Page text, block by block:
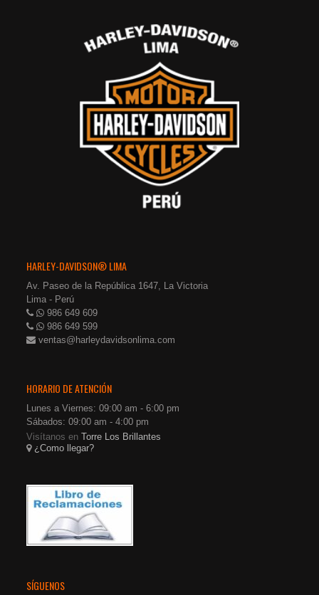
HARLEY-DAVIDSON® LIMA
Av. Paseo de la República 1647, La Victoria
Lima - Perú
986 649 609
986 649 599
ventas@harleydavidsonlima.com
HORARIO DE ATENCIÓN
Lunes a Viernes: 09:00 am - 6:00 pm
Sábados: 09:00 am - 4:00 pm
Visítanos enTorre Los Brillantes
¿Como llegar?
SÍGUENOS